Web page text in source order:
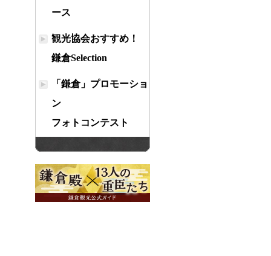
ース
観光協会おすすめ！
鎌倉Selection
「鎌倉」プロモーショ
ン
フォトコンテスト